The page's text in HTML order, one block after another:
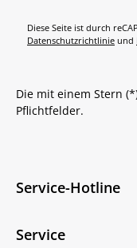
Diese Seite ist durch
Datenschutzrichtlinie und
Die mit einem Stern
Pflichtfelder.
Service-Hotline
Service